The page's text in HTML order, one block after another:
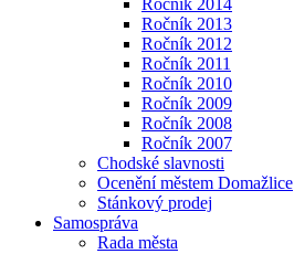
Ročník 2014
Ročník 2013
Ročník 2012
Ročník 2011
Ročník 2010
Ročník 2009
Ročník 2008
Ročník 2007
Chodské slavnosti
Ocenění městem Domažlice
Stánkový prodej
Samospráva
Rada města